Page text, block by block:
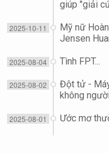
giúp "giải
Mỹ nữ
Jensen
2025-10-11
Tình FPT...
2025-08-04
Đột tử -
không
2025-08-02
Ước mơ
2025-08-01